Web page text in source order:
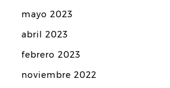
mayo 2023
abril 2023
febrero 2023
noviembre 2022